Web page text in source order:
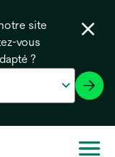
site
vous
?